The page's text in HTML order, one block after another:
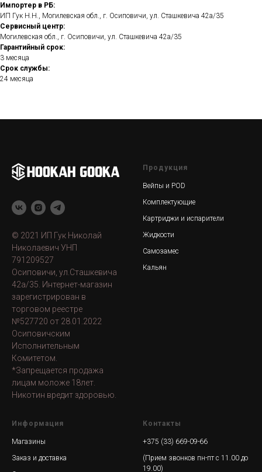
Импортер в РБ:
ИП Гук Н.Н., Могилевская обл., г. Осиповичи, ул. Сташкевича 42а/35
Сервисный центр:
Могилевская обл., г. Осиповичи, ул. Сташкевича 42а/35
Гарантийный срок:
3 месяца
Срок службы:
24 месяца
© 2021 ИП Гук Николай
Николаевич УНП
791209527
Осиповичи, ул.Сташкевича
42а/35. Интернет-магазин
зарегистрирован в
торговом реестре
№527720 от 28.01.2022
Осиповичским
Исполнительным
Комитетом.
*Запрещается продажа
лицам моложе 18лет.
Никотин вредит здоровью.
Продукция
Вейпы и POD
Комплектующие
Картриджи и испарители
Жидкости
Самозамес
Кальян
Информация
Магазины
Заказ и доставка
Контакты
+375 (33) 669-09-66
(Прием звонков пн-пт с 11.00 до
19.00)